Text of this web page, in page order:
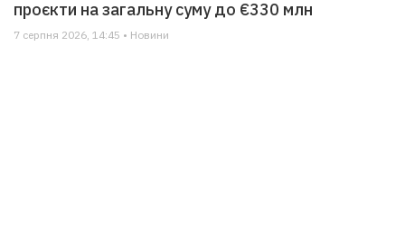
проєкти на загальну суму до €330 млн
7 серпня 2026, 14:45 • Новини